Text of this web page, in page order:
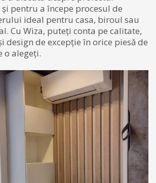
pentru a începe procesul de
ideal pentru casa, biroul sau
Cu Wiza, puteți conta pe calitate,
design de excepție în orice piesă de
o alegeți.